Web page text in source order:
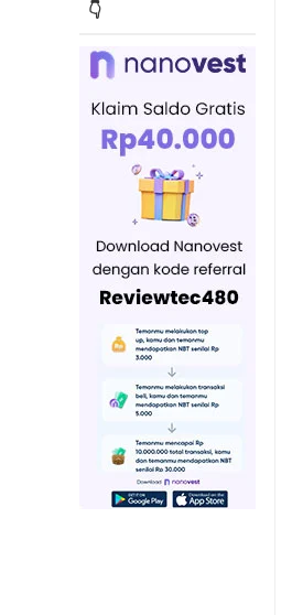
👇